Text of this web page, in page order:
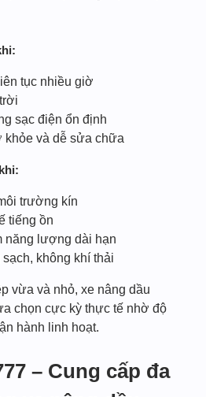
tục nhiều giờ
sạc điện ổn định
khỏe và dễ sửa chữa
trường kín
tiếng ồn
năng lượng dài hạn
không khí thải
vừa và nhỏ, xe nâng dầu
chọn cực kỳ thực tế nhờ độ
hành linh hoạt.
– Cung cấp đa